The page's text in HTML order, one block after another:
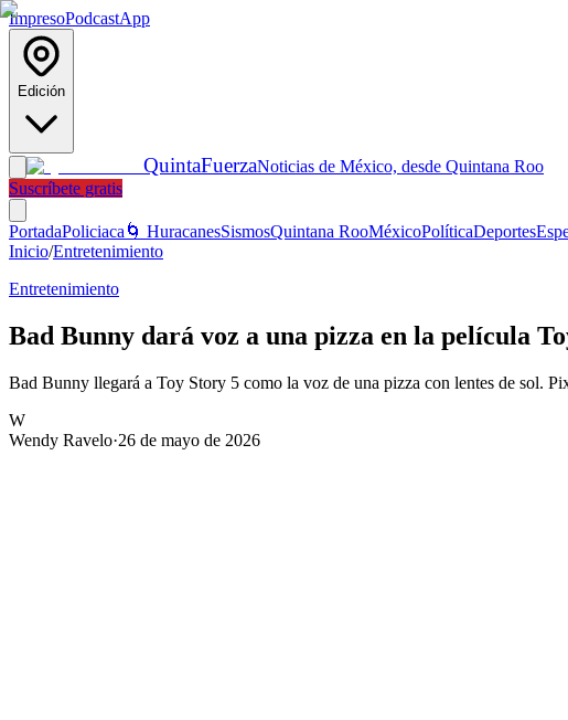
ImpresoPodcastApp
Edición
QuintaFuerzaNoticias de México, desde Quintana Roo
Suscríbete gratis
PortadaPoliciaca 🌀 HuracanesSismosQuintana RooMéxicoPolíticaDeportes
Inicio/Entretenimiento
Entretenimiento
Bad Bunny dará voz a una pizza en la película
Bad Bunny llegará a Toy Story 5 como la voz de una pizza con lentes de sol.
W
Wendy Ravelo·26 de mayo de 2026